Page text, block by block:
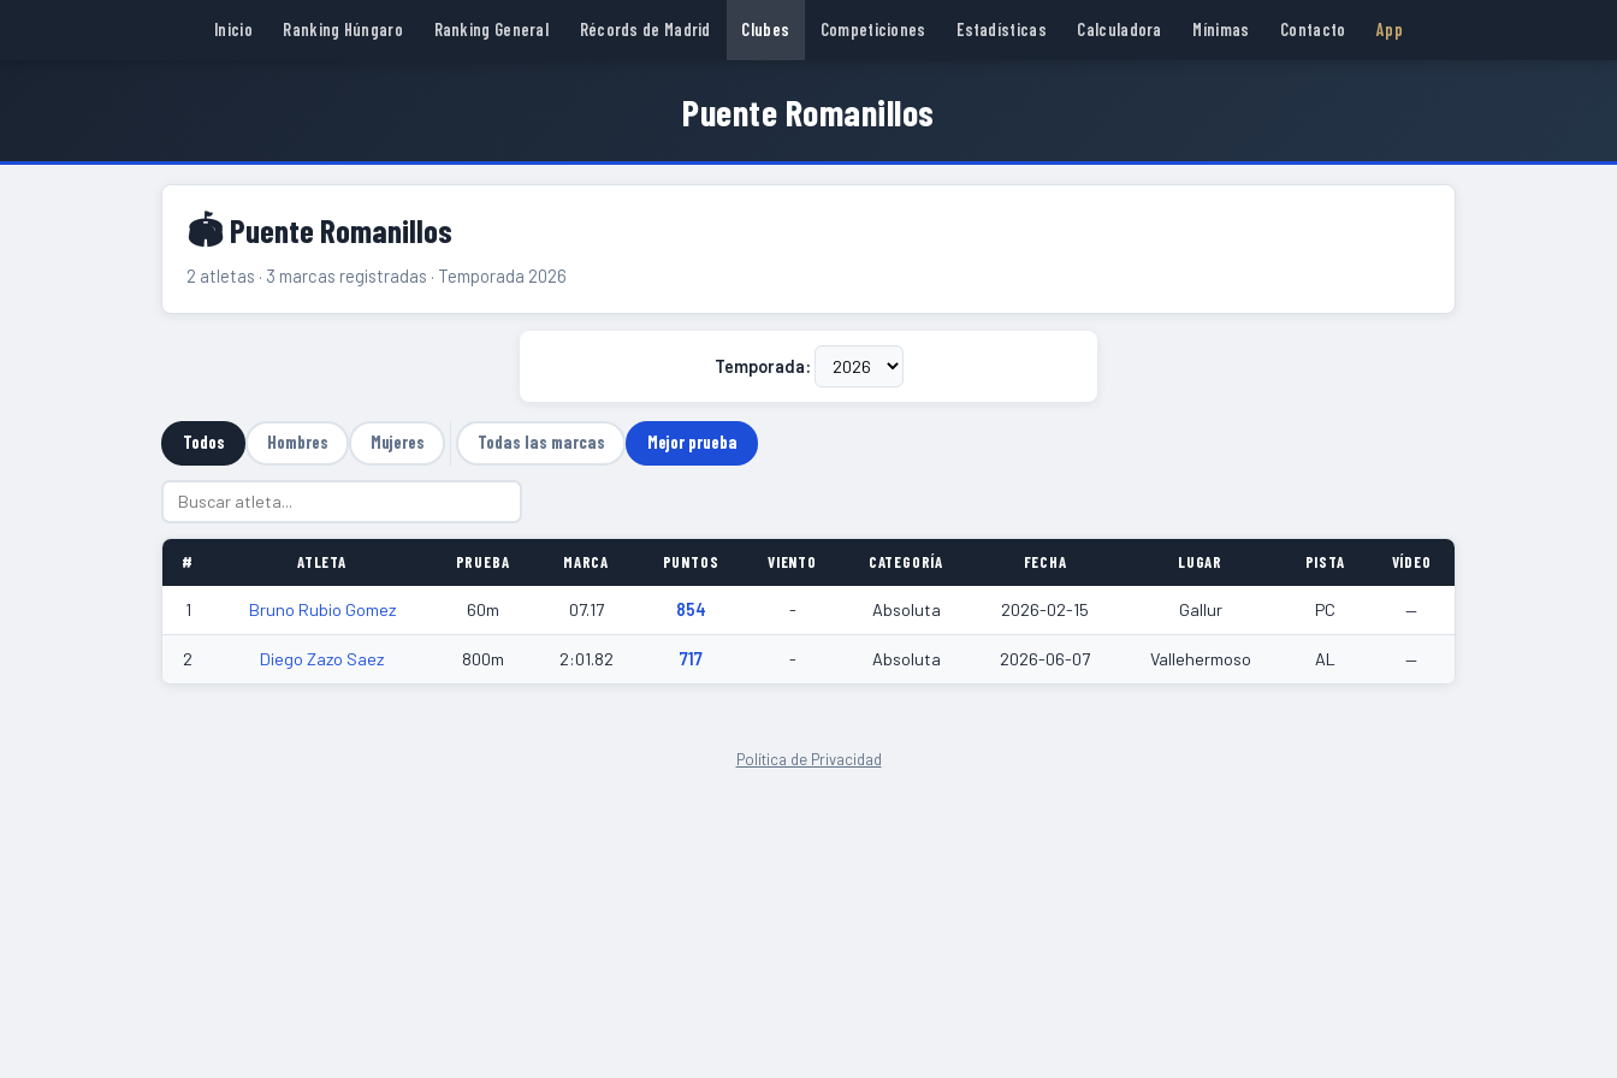
Inicio Ranking Húngaro Ranking General Récords de Madrid Clubes Competiciones Estadísticas Calculadora Mínimas Contacto App
Puente Romanillos
🏟 Puente Romanillos
2 atletas · 3 marcas registradas · Temporada 2026
Temporada:
Todos Hombres Mujeres Todas las marcas Mejor prueba
# ATLETA PRUEBA MARCA PUNTOS VIENTO CATEGORÍA FECHA LUGAR PISTA VÍDEO
1 Bruno Rubio Gomez 60m 07.17 854 - Absoluta 2026-02-15 Gallur PC —
2 Diego Zazo Saez 800m 2:01.82 717 - Absoluta 2026-06-07 Vallehermoso AL —
Política de Privacidad